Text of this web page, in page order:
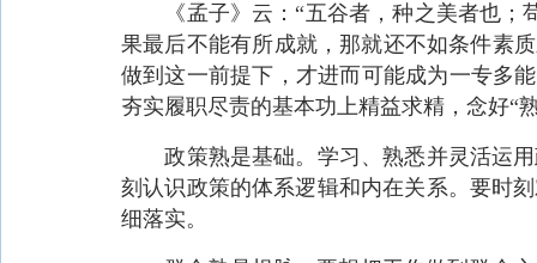
《孟子》云：“五谷者，种之美者也；
果最后不能有所成就，那就还不如条件素
做到这一前提下，才进而可能成为一专多
夯实履职尽责的基本功上精益求精，念好“
政策熟是基础。学习、熟悉并灵活运用
刻认识政策的体系逻辑和内在关系。要时
细落实。